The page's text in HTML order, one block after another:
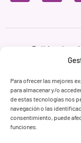
Para ofrecer las mejores
para almacenar y/o
de estas tecnologías nos
navegación o las
consentimiento, puede
funciones.
Política de